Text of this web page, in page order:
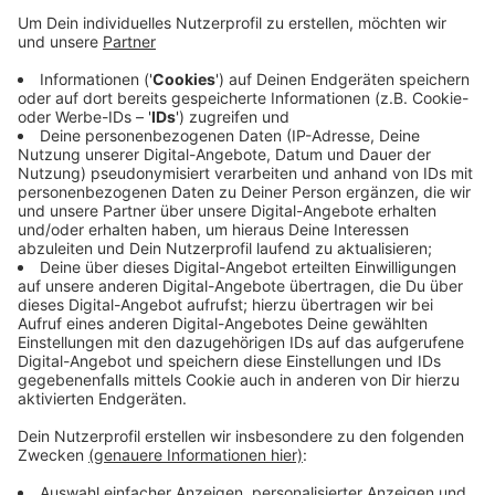
Umfrage der Industrie- und Handelskammer
mitgemacht. Und über die Hälfte - 51 Prozent -
bewerten ihre aktuelle Lage als schlecht. Dahinter
stecken viele Einzelschicksale, viele Unternehmen
sehen sich existenziell bedroht. Die IHK hofft, dass
sich die Bevölkerung in den nächsten Monaten an
die Abstandsregeln hält, damit die
Infektionszahlen niedrig bleiben und die Wirtschaft
weiter hochgefahren werden kann.
Veröffentlicht:Freitag, 29.05.2020 14:53
Anzeige